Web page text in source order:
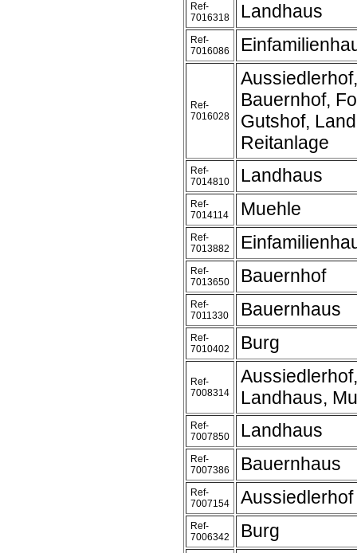
Ref-
7016318
Landhaus
Ref-
7016086
Ref-
7016028
Bauernhof,
Gutshof,
Reitanlage
Ref-
7014810
Landhaus
Ref-
7014114
Muehle
Ref-
7013882
Ref-
7013650
Bauernhof
Ref-
7011330
Bauernhaus
Ref-
7010402
Burg
Ref-
7008314
Landhaus,
Ref-
7007850
Landhaus
Ref-
7007386
Bauernhaus
Ref-
7007154
Aussiedlerhof
Ref-
7006342
Burg